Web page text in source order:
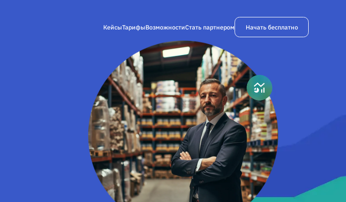
КейсыТарифыВозможностиСтать партнером Начать бесплатно